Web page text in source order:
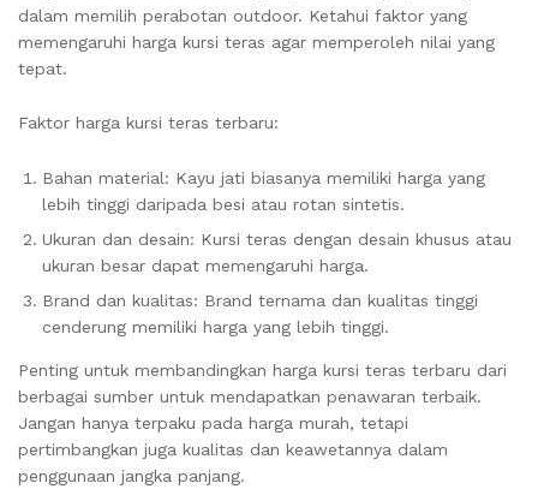
dalam memilih perabotan outdoor. Ketahui faktor yang
memengaruhi harga kursi teras agar memperoleh nilai yang
tepat.
Faktor harga kursi teras terbaru:
Bahan material: Kayu jati biasanya memiliki harga yang
lebih tinggi daripada besi atau rotan sintetis.
Ukuran dan desain: Kursi teras dengan desain khusus atau
ukuran besar dapat memengaruhi harga.
Brand dan kualitas: Brand ternama dan kualitas tinggi
cenderung memiliki harga yang lebih tinggi.
Penting untuk membandingkan harga kursi teras terbaru dari
berbagai sumber untuk mendapatkan penawaran terbaik.
Jangan hanya terpaku pada harga murah, tetapi
pertimbangkan juga kualitas dan keawetannya dalam
penggunaan jangka panjang.